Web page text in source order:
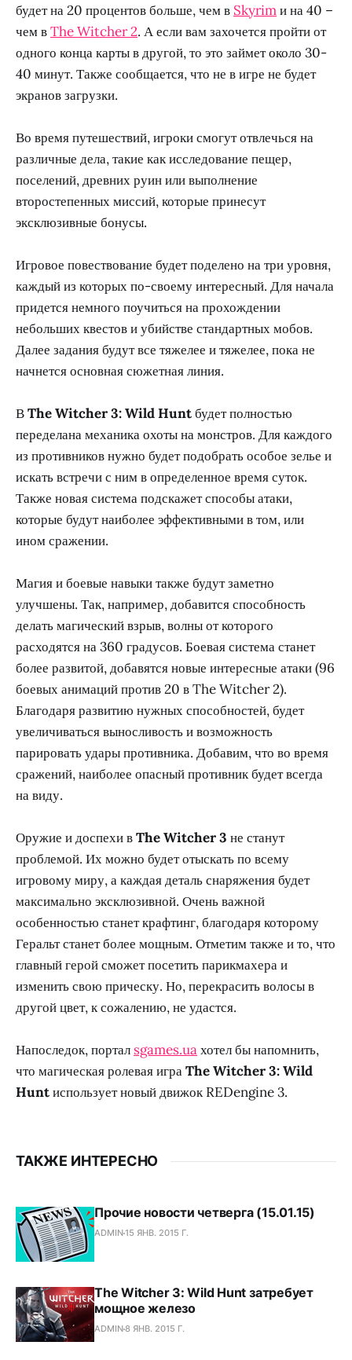
будет на 20 процентов больше, чем в Skyrimи на 40 –
чем вThe Witcher 2. А если вам захочется пройти от
одного конца карты в другой, то это займет около 30-
40 минут. Также сообщается, что не в игре не будет
экранов загрузки.
Во время путешествий, игроки смогут отвлечься на
различные дела, такие как исследование пещер,
поселений, древних руин или выполнение
второстепенных миссий, которые принесут
эксклюзивные бонусы.
Игровое повествование будет поделено на три уровня,
каждый из которых по-своему интересный. Для начала
придется немного поучиться на прохождении
небольших квестов и убийстве стандартных мобов.
Далее задания будут все тяжелее и тяжелее, пока не
начнется основная сюжетная линия.
ВThe Witcher 3: Wild Huntбудет полностью
переделана механика охоты на монстров. Для каждого
из противников нужно будет подобрать особое зелье и
искать встречи с ним в определенное время суток.
Также новая система подскажет способы атаки,
которые будут наиболее эффективными в том, или
ином сражении.
Магия и боевые навыки также будут заметно
улучшены. Так, например, добавится способность
делать магический взрыв, волны от которого
расходятся на 360 градусов. Боевая система станет
более развитой, добавятся новые интересные атаки (96
боевых анимаций против 20 в The Witcher 2).
Благодаря развитию нужных способностей, будет
увеличиваться выносливость и возможность
парировать удары противника. Добавим, что во время
сражений, наиболее опасный противник будет всегда
на виду.
Оружие и доспехи вThe Witcher 3 не станут
проблемой. Их можно будет отыскать по всему
игровому миру, а каждая деталь снаряжения будет
максимально эксклюзивной. Очень важной
особенностью станет крафтинг, благодаря которому
Геральт станет более мощным. Отметим также и то, что
главный герой сможет посетить парикмахера и
изменить свою прическу. Но, перекрасить волосы в
другой цвет, к сожалению, не удастся.
Напоследок, портал sgames.uaхотел бы напомнить,
что магическая ролевая играThe Witcher 3: Wild
Huntиспользует новый движок REDengine 3.
ТАКЖЕ ИНТЕРЕСНО
Прочие новости четверга (15.01.15)
ADMIN15 ЯНВ. 2015 Г.
The Witcher 3: Wild Hunt затребует
мощное железо
ADMIN8 ЯНВ. 2015 Г.